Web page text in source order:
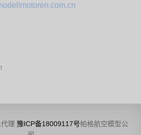
理 豫ICP备18009117号帕格航空模型公